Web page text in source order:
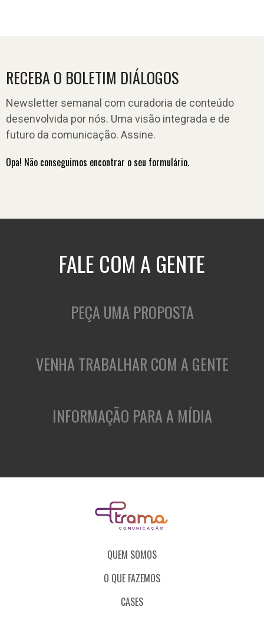
RECEBA O BOLETIM DIÁLOGOS
Newsletter semanal com curadoria de conteúdo
desenvolvida por nós. Uma visão integrada e de
futuro da comunicação. Assine.
Opa! Não conseguimos encontrar o seu formulário.
FALE COM A GENTE
PEÇA UMA PROPOSTA
VENHA TRABALHAR COM A GENTE
INFORMAÇÃO PARA A MÍDIA
QUEM SOMOS
O QUE FAZEMOS
CASES